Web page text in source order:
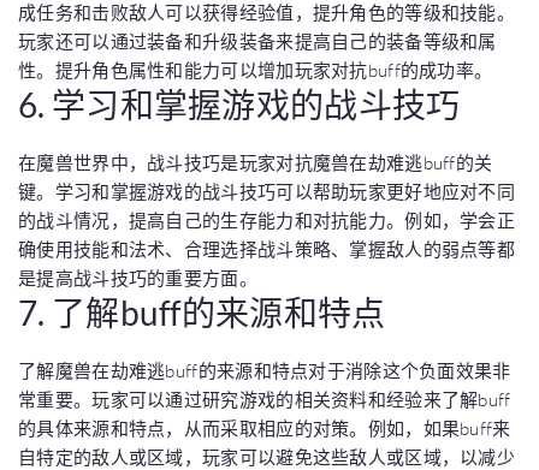
成任务和击败敌人可以获得经验值，提升角色的等级和技能。
玩家还可以通过装备和升级装备来提高自己的装备等级和属
性。提升角色属性和能力可以增加玩家对抗buff的成功率。
6. 学习和掌握游戏的战斗技巧
在魔兽世界中，战斗技巧是玩家对抗魔兽在劫难逃buff的关
键。学习和掌握游戏的战斗技巧可以帮助玩家更好地应对不同
的战斗情况，提高自己的生存能力和对抗能力。例如，学会正
确使用技能和法术、合理选择战斗策略、掌握敌人的弱点等都
是提高战斗技巧的重要方面。
7. 了解buff的来源和特点
了解魔兽在劫难逃buff的来源和特点对于消除这个负面效果非
常重要。玩家可以通过研究游戏的相关资料和经验来了解buff
的具体来源和特点，从而采取相应的对策。例如，如果buff来
自特定的敌人或区域，玩家可以避免这些敌人或区域，以减少